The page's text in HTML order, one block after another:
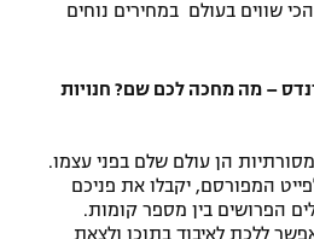
שווים בעולם במחירים נוחים
– מה מחכה לכם שם? חנויות
הן עולם שלם בפני עצמו.
המפורסם, יקבלו את פניכם
הפרושים בין מספר קומות.
ללכת לאיבוד בתוכו ולצאת